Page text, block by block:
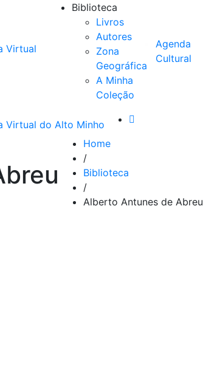
Biblioteca
Livros
Autores
Zona
Geográfica
A Minha
Coleção
Agenda
Cultural
Home
/
Biblioteca
/
Alberto Antunes de Abreu